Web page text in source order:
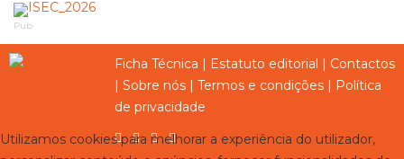
Pub
Ficha Técnica | Estatuto editorial | Contactos
| Sobre nós | Termos e condições | Política
de privacidade
Utilizamos cookies para melhorar a experiência do utilizador,